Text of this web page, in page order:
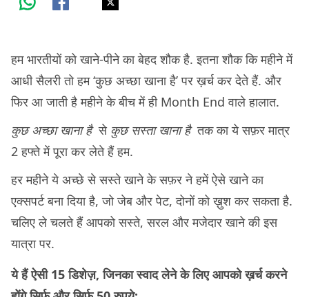
हम भारतीयों को खाने-पीने का बेहद शौक है. इतना शौक कि महीने में
आधी सैलरी तो हम ‘कुछ अच्छा खाना है’ पर ख़र्च कर देते हैं. और
फिर आ जाती है महीने के बीच में ही Month End वाले हालात.
कुछ अच्छा खाना हैसे कुछ सस्ता खाना हैतक का ये सफ़र मात्र
2 हफ्ते में पूरा कर लेते हैं हम.
हर महीने ये अच्छे से सस्ते खाने के सफ़र ने हमें ऐसे खाने का
एक्सपर्ट बना दिया है, जो जेब और पेट, दोनों को ख़ुश कर सकता है.
चलिए ले चलते हैं आपको सस्ते, सरल और मजेदार खाने की इस
यात्रा पर.
ये हैं ऐसी 15 डिशेज़, जिनका स्वाद लेने के लिए आपको ख़र्च करने